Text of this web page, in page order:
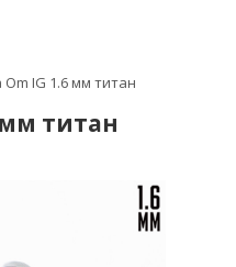
IG 1.6 мм титан
мм титан